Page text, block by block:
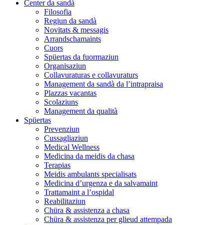
Center da sandà
Filosofia
Regiun da sandà
Novitats & messagis
Arrandschamaints
Cuors
Spüertas da fuormaziun
Organisaziun
Collavuraturas e collavuraturs
Management da sandà da l’intrapraisa
Plazzas vacantas
Scolaziuns
Management da qualità
Spüertas
Prevenziun
Cussagliaziun
Medical Wellness
Medicina da meidis da chasa
Terapias
Meidis ambulants specialisats
Medicina d’urgenza e da salvamaint
Trattamaint a l’ospidal
Reabilitaziun
Chüra & assistenza a chasa
Chüra & assistenza per glieud attempada